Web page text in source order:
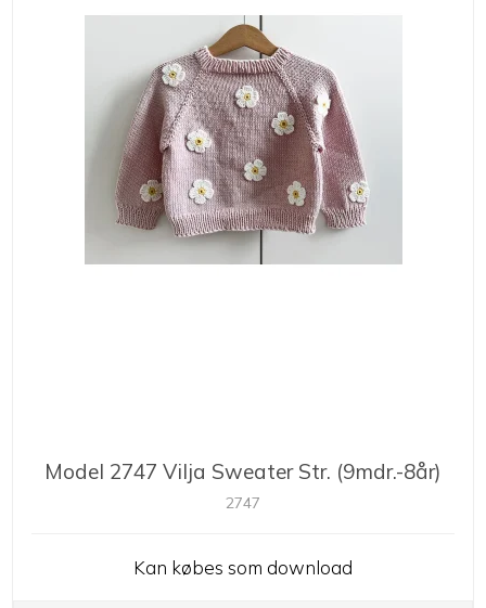
Model 2747 Vilja Sweater Str. (9mdr.-8år)
2747
Kan købes som download